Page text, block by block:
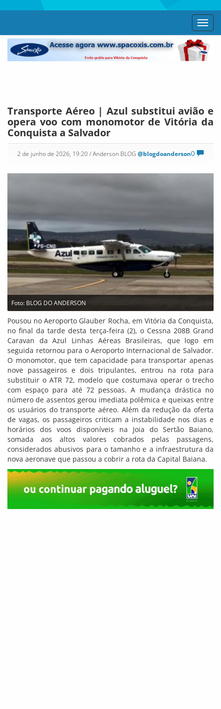
Transporte Aéreo | Azul substitui avião e
opera voo com monomotor de Vitória da
Conquista a Salvador
0
2 de junho de 2026, 19:20/ Anderson BLOG @blogdoanderson
Foto: BLOG DO ANDERSON
Pousou no Aeroporto Glauber Rocha, em Vitória da Conquista,
no final da tarde desta terça-feira (2), o Cessna 208B Grand
Caravan da Azul Linhas Aéreas Brasileiras, que logo em
seguida retornou para o Aeroporto Internacional de Salvador.
O monomotor, que tem capacidade para transportar apenas
nove passageiros e dois tripulantes, entrou na rota para
substituir o ATR 72, modelo que costumava operar o trecho
com espaço para até 72 pessoas. A mudança drástica no
número de assentos gerou imediata polêmica e queixas entre
os usuários do transporte aéreo. Além da redução da oferta
de vagas, os passageiros criticam a instabilidade nos dias e
horários dos voos disponíveis na Joia do Sertão Baiano,
somada aos altos valores cobrados pelas passagens,
considerados abusivos para o tamanho e a infraestrutura da
nova aeronave que passou a cobrir a rota da Capital Baiana.